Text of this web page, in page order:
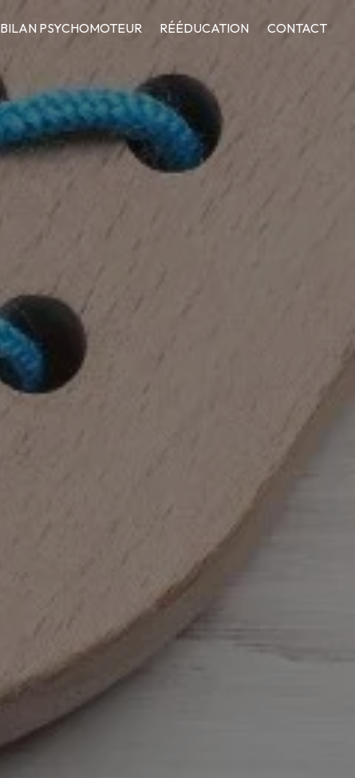
BILAN PSYCHOMOTEUR RÉÉDUCATION CONTACT